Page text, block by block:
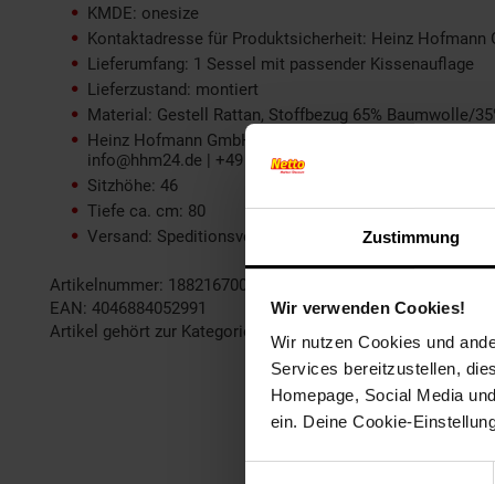
Zustimmung
Wir verwenden Cookies!
Wir nutzen Cookies und
Services bereitzustellen,
Homepage, Social Media
ein. Deine Cookie-
KMDE: onesize
Kontaktadresse für Produktsicherheit: Heinz Hofmann
Lieferumfang: 1 Sessel mit passender Kissenauflage
Lieferzustand: montiert
Material: Gestell Rattan, Stoffbezug 65% Baumwolle/
Heinz Hofmann GmbH | Röthenstr. 3+5, 96247
info@hhm24.de | +49 9571 97410
Sitzhöhe: 46
Tiefe ca. cm: 80
Versand: Speditionsversand, nur innerhalb Deutschland
Artikelnummer: 1882167000
EAN: 4046884052991
Artikel gehört zur Kategorie:
Sessel